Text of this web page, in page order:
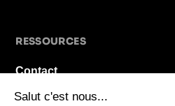
RESSOURCES
Contact
À propos